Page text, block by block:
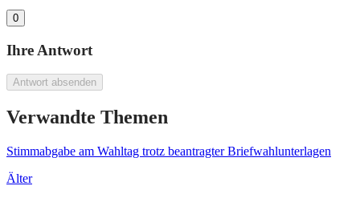
0
Ihre Antwort
Antwort absenden
Verwandte Themen
Stimmabgabe am Wahltag trotz beantragter Briefwahlunterlagen
Älter